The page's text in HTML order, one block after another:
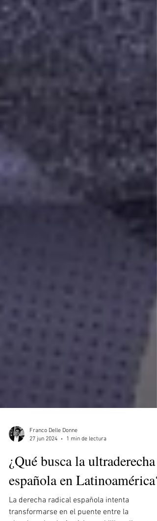
Franco Delle Donne
27 jun 2024
1 min de lectura
¿Qué busca la ultraderecha
española en Latinoamérica?